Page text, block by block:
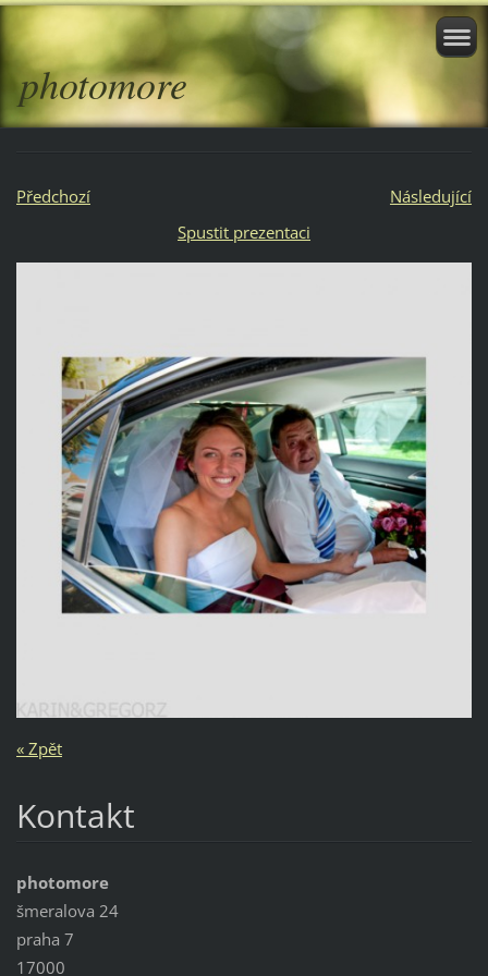
photomore
Předchozí
Následující
Spustit prezentaci
« Zpět
Kontakt
photomore
šmeralova 24
praha 7
17000